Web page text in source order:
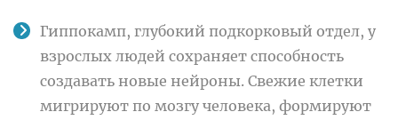
Гиппокамп, глубокий подкорковый отдел, у
взрослых людей сохраняет способность
создавать новые нейроны. Свежие клетки
мигрируют по мозгу человека, формируют